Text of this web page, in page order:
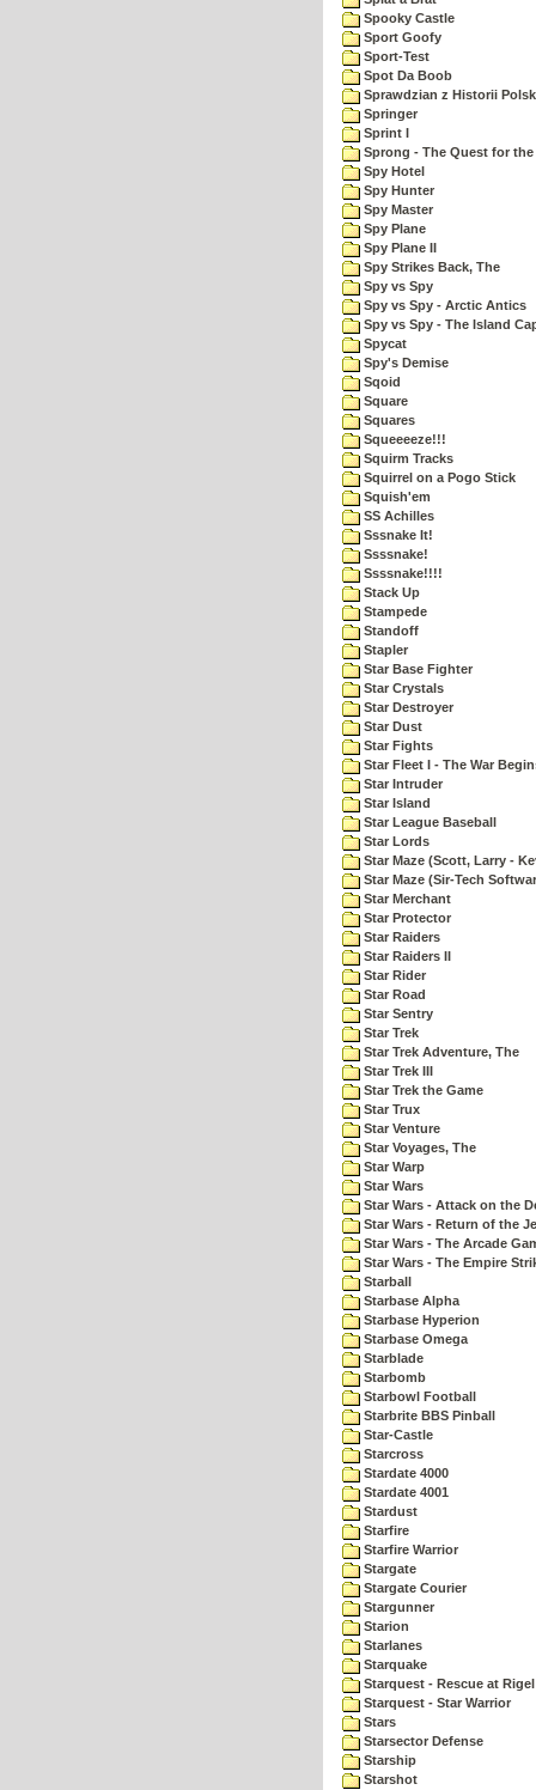
Spooky Castle
Sport Goofy
Sport-Test
Spot Da Boob
Sprawdzian z Historii
Springer
Sprint I
Sprong - The Quest for
Spy Hotel
Spy Hunter
Spy Master
Spy Plane
Spy Plane II
Spy Strikes Back, The
Spy vs Spy
Spy vs Spy - Arctic Antics
Spy vs Spy - The Island
Spycat
Spy's Demise
Sqoid
Square
Squares
Squeeeeze!!!
Squirm Tracks
Squirrel on a Pogo Stick
Squish'em
SS Achilles
Sssnake It!
Ssssnake!
Ssssnake!!!!
Stack Up
Stampede
Standoff
Stapler
Star Base Fighter
Star Crystals
Star Destroyer
Star Dust
Star Fights
Star Fleet I - The War
Star Intruder
Star Island
Star League Baseball
Star Lords
Star Maze (Scott, Larry -
Star Maze (Sir-Tech
Star Merchant
Star Protector
Star Raiders
Star Raiders II
Star Rider
Star Road
Star Sentry
Star Trek
Star Trek Adventure, The
Star Trek III
Star Trek the Game
Star Trux
Star Venture
Star Voyages, The
Star Warp
Star Wars
Star Wars - Attack on the
Star Wars - Return of the
Star Wars - The Arcade
Star Wars - The Empire
Starball
Starbase Alpha
Starbase Hyperion
Starbase Omega
Starblade
Starbomb
Starbowl Football
Starbrite BBS Pinball
Star-Castle
Starcross
Stardate 4000
Stardate 4001
Stardust
Starfire
Starfire Warrior
Stargate
Stargate Courier
Stargunner
Starion
Starlanes
Starquake
Starquest - Rescue at Rigel
Starquest - Star Warrior
Stars
Starsector Defense
Starship
Starshot